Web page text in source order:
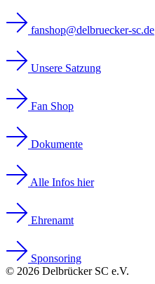
fanshop@delbruecker-sc.de
Unsere Satzung
Fan Shop
Dokumente
Alle Infos hier
Ehrenamt
Sponsoring
© 2026 Delbrücker SC e.V.